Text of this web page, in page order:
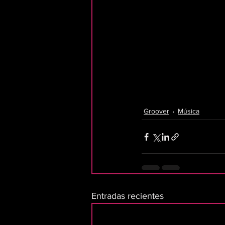
Groover
Música
Entradas recientes